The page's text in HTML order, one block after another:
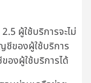
ผู้ใช้บริการจะไม่
ชีของผู้ใช้บริการ
องผู้ใช้บริการได้